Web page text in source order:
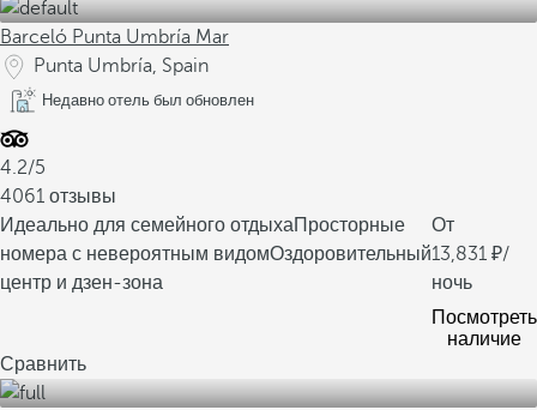
Barceló Punta Umbría Mar
Punta Umbría, Spain
Недавно отель был обновлен
4.2/5
4061 отзывы
Идеально для семейного отдыхаПросторные
номера с невероятным видомОздоровительный
центр и дзен-зона
От
13,831
/
ночь
Посмотреть
наличие
Сравнить